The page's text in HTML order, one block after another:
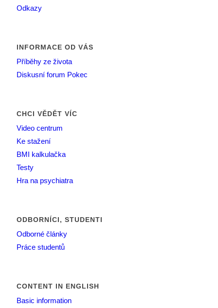
Odkazy
INFORMACE OD VÁS
Příběhy ze života
Diskusní forum Pokec
CHCI VĚDĚT VÍC
Video centrum
Ke stažení
BMI kalkulačka
Testy
Hra na psychiatra
ODBORNÍCI, STUDENTI
Odborné články
Práce studentů
CONTENT IN ENGLISH
Basic information